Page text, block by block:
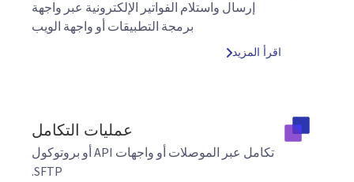
إرسال واستلام الفواتير الإلكترونية عبر واجهة
برمجة التطبيقات أو واجهة الويب
اقرأ المزيد
عمليات التكامل
تكامل عبر الموصلات أو واجهات API أو بروتوكول
SFTP.